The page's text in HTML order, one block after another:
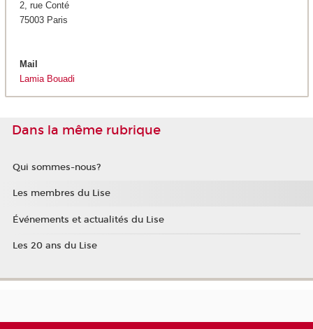
2, rue Conté
75003 Paris
Mail
Lamia Bouadi
Dans la même rubrique
Qui sommes-nous?
Les membres du Lise
Événements et actualités du Lise
Les 20 ans du Lise